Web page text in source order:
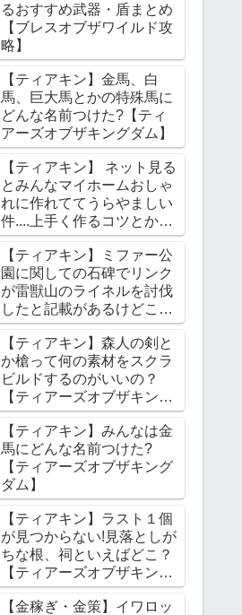
るおすすめ武器・盾まとめ
【ブレスオブザワイルド攻
略】
【ティアキン】金馬、白
馬、巨大馬とかの特殊馬に
どんな名前つけた?【ティ
アーズオブザキングダム】
【ティアキン】 ネット見る
とみんなマイホームおしゃ
れに作れててうらやましい
件....上手く作るコツとかあ
る？【ティアーズオブザキ
ングダム】
【ティアキン】ミファー公
園に関しての石碑でリンク
が雷獣山のライネルを討伐
したと記載があるけどこれ
っていつの話?【ティアー
ズオブザキングダム】
【ティアキン】森人の剣と
か槍って何の素材をスクラ
ビルドするのがいいの？
【ティアーズオブザキング
ダム】
【ティアキン】みんなは金
馬にどんな名前つけた?
【ティアーズオブザキング
ダム】
【ティアキン】ラスト１個
が見つからない!見落としが
ちな根、祠といえばどこ？
【ティアーズオブザキング
ダム】
【金稼ぎ・金策】イワロッ